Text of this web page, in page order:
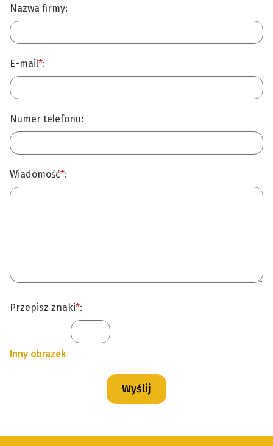
Nazwa firmy:
E-mail*:
Numer telefonu:
Wiadomość*:
Przepisz znaki*:
Inny obrazek